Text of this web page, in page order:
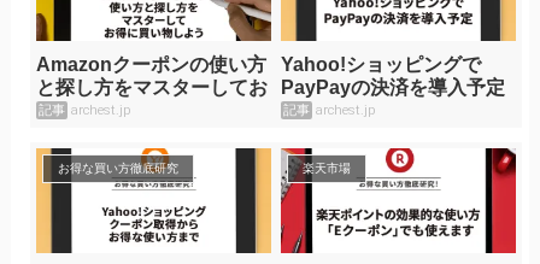
Amazonクーポンの使い方
と探し方をマスターしてお
得に買い物しよう
記事 archest.jp
Yahoo!ショッピングで
PayPayの決済を導入予定
記事 archest.jp
お得な買い方徹底研究 楽天市場